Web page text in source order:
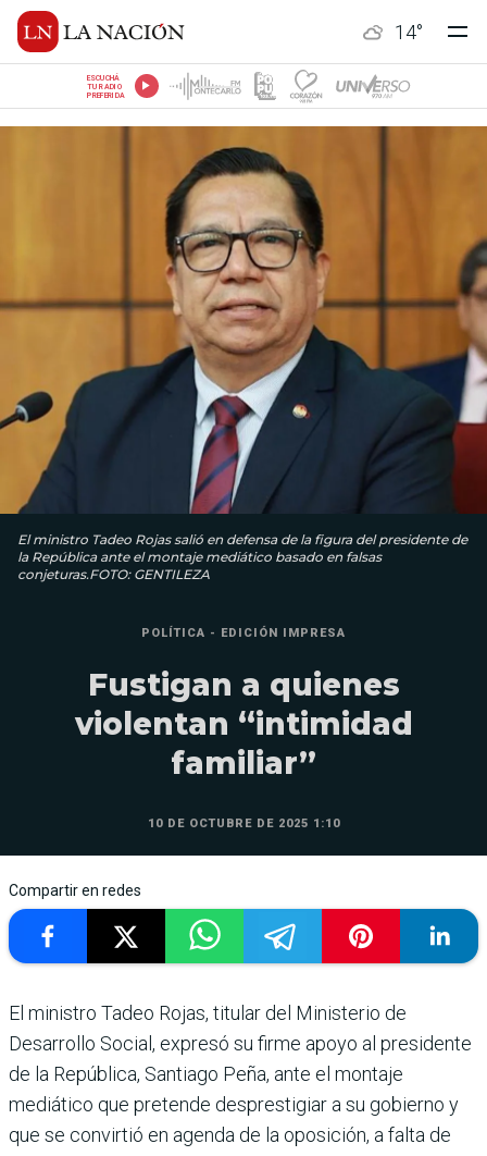
14°
ESCUCHÁ
TU RADIO
PREFERIDA
El ministro Tadeo Rojas salió en defensa de la figura del presidente de
la República ante el montaje mediático basado en falsas
conjeturas.FOTO: GENTILEZA
POLÍTICA - EDICIÓN IMPRESA
Fustigan a quienes
violentan “intimidad
familiar”
10 DE OCTUBRE DE 2025 1:10
Compartir en redes
El ministro Tadeo Rojas, titular del Ministerio de
Desarrollo Social, expresó su firme apoyo al presidente
de la República, Santiago Peña, ante el montaje
mediático que pretende desprestigiar a su gobierno y
que se convirtió en agenda de la oposición, a falta de